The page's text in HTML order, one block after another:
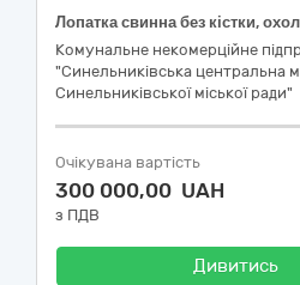
Комунальне некомерційне
"Синельниківська центральна
Синельниківської міської ради"
Очікувана вартість
300 000,00 UAH
з ПДВ
Дивитись